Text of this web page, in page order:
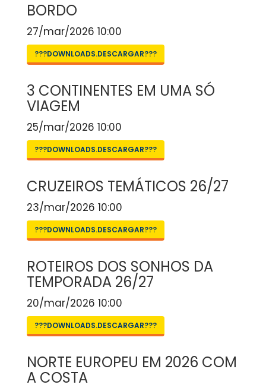
BORDO
27/mar/2026 10:00
???DOWNLOADS.DESCARGAR???
3 CONTINENTES EM UMA SÓ
VIAGEM
25/mar/2026 10:00
???DOWNLOADS.DESCARGAR???
CRUZEIROS TEMÁTICOS 26/27
23/mar/2026 10:00
???DOWNLOADS.DESCARGAR???
ROTEIROS DOS SONHOS DA
TEMPORADA 26/27
20/mar/2026 10:00
???DOWNLOADS.DESCARGAR???
NORTE EUROPEU EM 2026 COM
A COSTA